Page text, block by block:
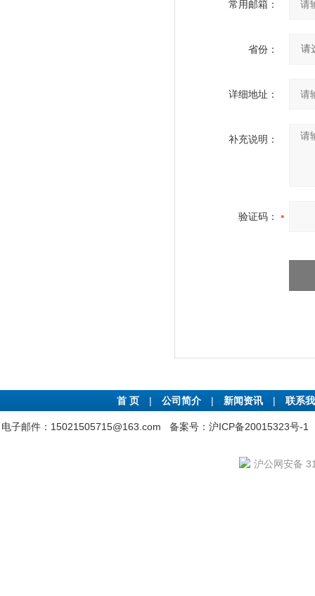
常用邮箱：
省份：
详细地址：
补充说明：
验证码：
首 页 | 公司简介 | 新闻资讯 | 联系
电子邮件：15021505715@163.com 备案号：沪ICP备20015323号-1
沪公网安备